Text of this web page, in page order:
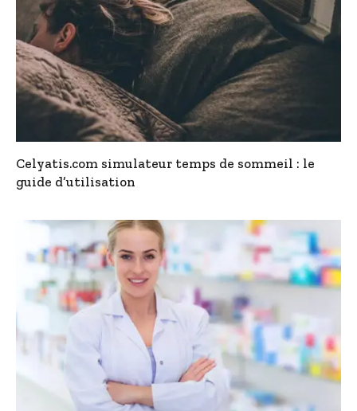
Celyatis.com simulateur temps de sommeil : le
guide d’utilisation